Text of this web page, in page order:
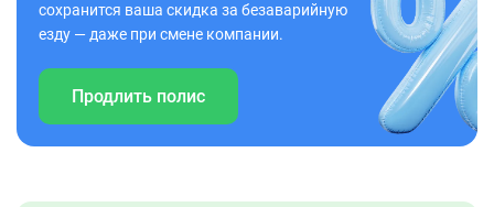
сохранится ваша скидка за безаварийную
езду — даже при смене компании.
Продлить полис